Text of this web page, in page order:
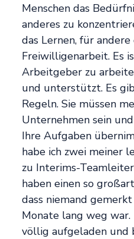
Menschen das
anderes zu
das Lernen, für
Freiwilligenarbeit. Es
Arbeitgeber zu
und unterstützt. Es
Regeln. Sie müssen
Unternehmen sein
Ihre Aufgaben
habe ich zwei meiner
zu Interims-
haben einen so
dass niemand
Monate lang weg
völlig aufgeladen und